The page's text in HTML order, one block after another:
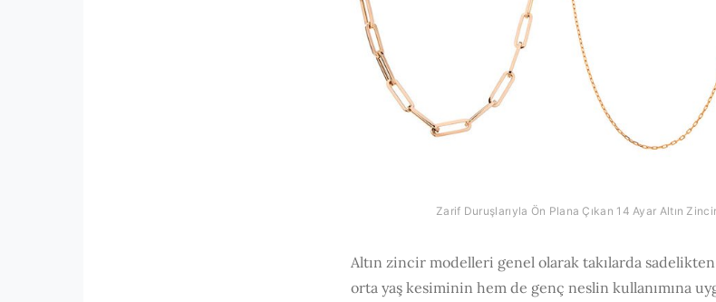
Zarif Duruşlarıyla Ön Plana Çıkan 14 Ayar Altın
Altın zincir modelleri genel olarak takılarda
orta yaş kesiminin hem de genç neslin kullanımına